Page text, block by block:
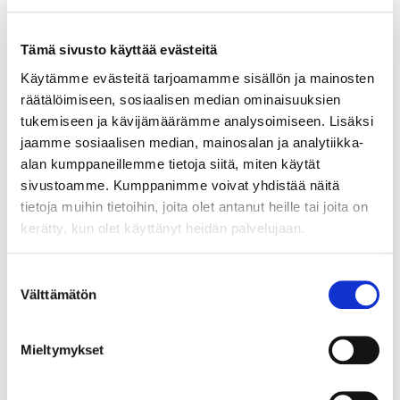
Tämä sivusto käyttää evästeitä
Käytämme evästeitä tarjoamamme sisällön ja mainosten
räätälöimiseen, sosiaalisen median ominaisuuksien
tukemiseen ja kävijämäärämme analysoimiseen. Lisäksi
jaamme sosiaalisen median, mainosalan ja analytiikka-
alan kumppaneillemme tietoja siitä, miten käytät
sivustoamme. Kumppanimme voivat yhdistää näitä
tietoja muihin tietoihin, joita olet antanut heille tai joita on
kerätty, kun olet käyttänyt heidän palvelujaan.
valinta
Välttämätön
Mieltymykset
kehitetty käsite hiilikädenjälki. Hiilikädenjälki onkin
voidaan jälleen tarkastella joko yksilön tai yrityksen
näkökulmasta. Kädenjälki ei ole oman jalanjäljen tai
omasta toiminnastasi aiheutuvien haittojen
pienentämistä.
Lue lisää
Hiilijalanjälki
Olet varmasti kuullut puhuttavan hiilijalanjäljestä.
Tuotteelle tai palvelulle voidaan laskea hiilijalanjälki. Se